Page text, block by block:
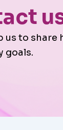
us to
goals.